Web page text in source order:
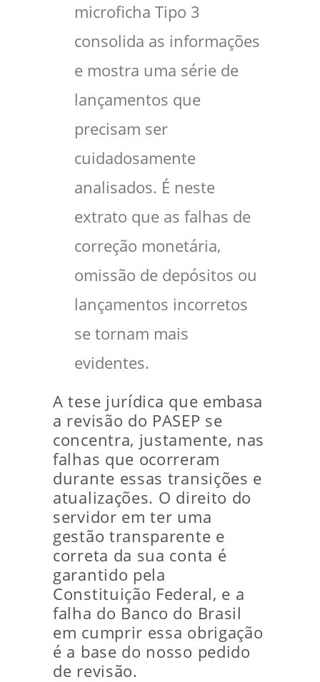
microficha Tipo 3
consolida as informações
e mostra uma série de
lançamentos que
precisam ser
cuidadosamente
analisados. É neste
extrato que as falhas de
correção monetária,
omissão de depósitos ou
lançamentos incorretos
se tornam mais
evidentes.
A tese jurídica que embasa
a revisão do PASEP se
concentra, justamente, nas
falhas que ocorreram
durante essas transições e
atualizações. O direito do
servidor em ter uma
gestão transparente e
correta da sua conta é
garantido pela
Constituição Federal, e a
falha do Banco do Brasil
em cumprir essa obrigação
é a base do nosso pedido
de revisão.